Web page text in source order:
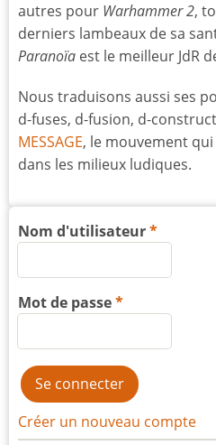
autres pour Warhammer 2,
derniers lambeaux de sa
Paranoïa est le meilleur JdR
Nous traduisons aussi ses
d-fuses, d-fusion, d-
MESSAGE, le mouvement
dans les milieux ludiques.
Nom d'utilisateur
Mot de passe
Créer un nouveau compte